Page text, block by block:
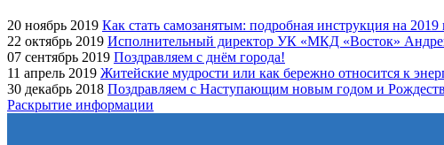
20 ноябрь 2019 Как стать самозанятым: подробная инструкция на 2019
22 октябрь 2019 Исполнительный директор УК «МКД «Восток»
07 сентябрь 2019 Поздравляем с днём города!
11 апрель 2019 Житейские мудрости или как бережно относится к
30 декабрь 2018 Поздравляем с Наступающим новым годом и
Раскрытие информации